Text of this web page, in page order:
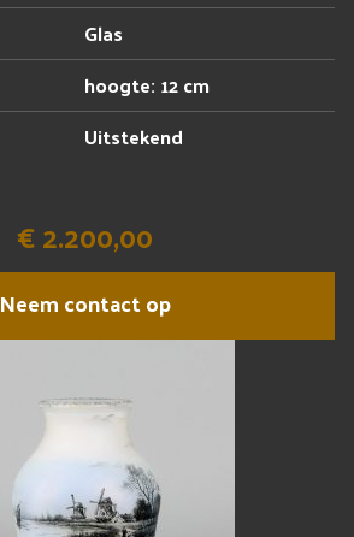
Glas
hoogte: 12 cm
Uitstekend
€ 2.200,00
Neem contact op